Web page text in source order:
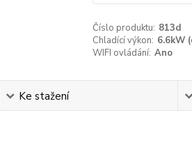
Číslo produktu: 813d
Chladící výkon: 6.6kW
WIFI ovládání: Ano
Ke stažení